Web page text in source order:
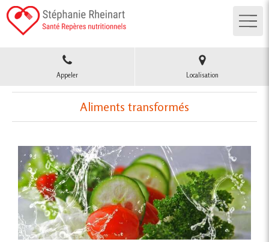
Appeler Localisation
Aliments transformés